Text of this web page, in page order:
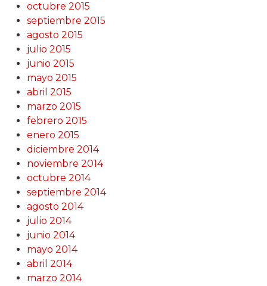
octubre 2015
septiembre 2015
agosto 2015
julio 2015
junio 2015
mayo 2015
abril 2015
marzo 2015
febrero 2015
enero 2015
diciembre 2014
noviembre 2014
octubre 2014
septiembre 2014
agosto 2014
julio 2014
junio 2014
mayo 2014
abril 2014
marzo 2014